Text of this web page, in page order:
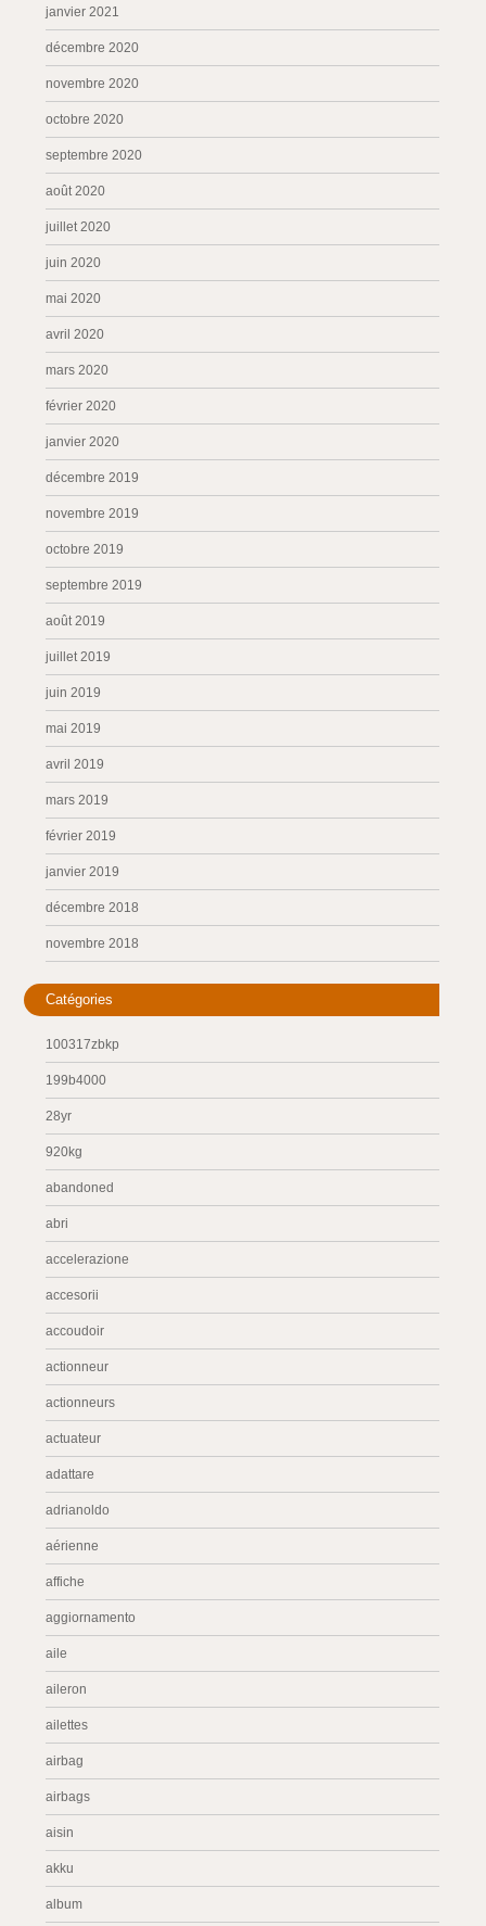
janvier 2021
décembre 2020
novembre 2020
octobre 2020
septembre 2020
août 2020
juillet 2020
juin 2020
mai 2020
avril 2020
mars 2020
février 2020
janvier 2020
décembre 2019
novembre 2019
octobre 2019
septembre 2019
août 2019
juillet 2019
juin 2019
mai 2019
avril 2019
mars 2019
février 2019
janvier 2019
décembre 2018
novembre 2018
Catégories
100317zbkp
199b4000
28yr
920kg
abandoned
abri
accelerazione
accesorii
accoudoir
actionneur
actionneurs
actuateur
adattare
adrianoldo
aérienne
affiche
aggiornamento
aile
aileron
ailettes
airbag
airbags
aisin
akku
album